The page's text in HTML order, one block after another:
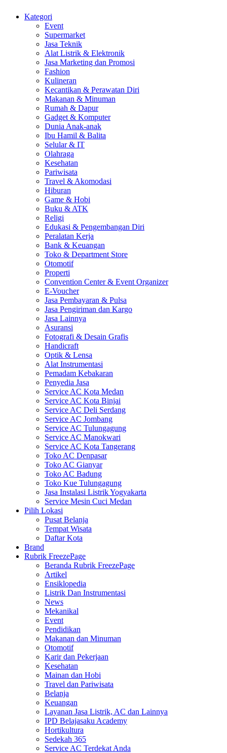
Kategori
Event
Supermarket
Jasa Teknik
Alat Listrik & Elektronik
Jasa Marketing dan Promosi
Fashion
Kulineran
Kecantikan & Perawatan Diri
Makanan & Minuman
Rumah & Dapur
Gadget & Komputer
Dunia Anak-anak
Ibu Hamil & Balita
Selular & IT
Olahraga
Kesehatan
Pariwisata
Travel & Akomodasi
Hiburan
Game & Hobi
Buku & ATK
Religi
Edukasi & Pengembangan Diri
Peralatan Kerja
Bank & Keuangan
Toko & Department Store
Otomotif
Properti
Convention Center & Event Organizer
E-Voucher
Jasa Pembayaran & Pulsa
Jasa Pengiriman dan Kargo
Jasa Lainnya
Asuransi
Fotografi & Desain Grafis
Handicraft
Optik & Lensa
Alat Instrumentasi
Pemadam Kebakaran
Penyedia Jasa
Service AC Kota Medan
Service AC Kota Binjai
Service AC Deli Serdang
Service AC Jombang
Service AC Tulungagung
Service AC Manokwari
Service AC Kota Tangerang
Toko AC Denpasar
Toko AC Gianyar
Toko AC Badung
Toko Kue Tulungagung
Jasa Instalasi Listrik Yogyakarta
Service Mesin Cuci Medan
Pilih Lokasi
Pusat Belanja
Tempat Wisata
Daftar Kota
Brand
Rubrik FreezePage
Beranda Rubrik FreezePage
Artikel
Ensiklopedia
Listrik Dan Instrumentasi
News
Mekanikal
Event
Pendidikan
Makanan dan Minuman
Otomotif
Karir dan Pekerjaan
Kesehatan
Mainan dan Hobi
Travel dan Pariwisata
Belanja
Keuangan
Layanan Jasa Listrik, AC dan Lainnya
IPD Belajasaku Academy
Hortikultura
Sedekah 365
Service AC Terdekat Anda